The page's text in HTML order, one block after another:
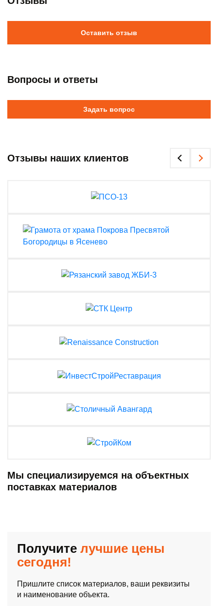
Оставить отзыв
Вопросы и ответы
Задать вопрос
Отзывы наших клиентов
Мы специализируемся на объектных
поставках материалов
Получите лучшие цены
сегодня!
Пришлите список материалов, ваши реквизиты
и наименование объекта.